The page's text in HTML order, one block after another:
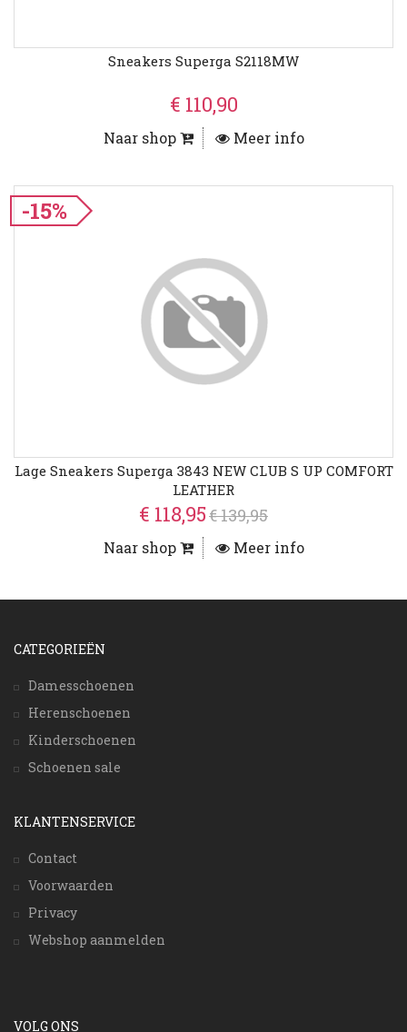
Sneakers Superga S2118MW
€ 110,90
Naar shop Meer info
-15%
Lage Sneakers Superga 3843 NEW CLUB S UP COMFORT
LEATHER
€ 118,95€ 139,95
Naar shop Meer info
CATEGORIEËN
Damesschoenen
Herenschoenen
Kinderschoenen
Schoenen sale
KLANTENSERVICE
Contact
Voorwaarden
Privacy
Webshop aanmelden
VOLG ONS